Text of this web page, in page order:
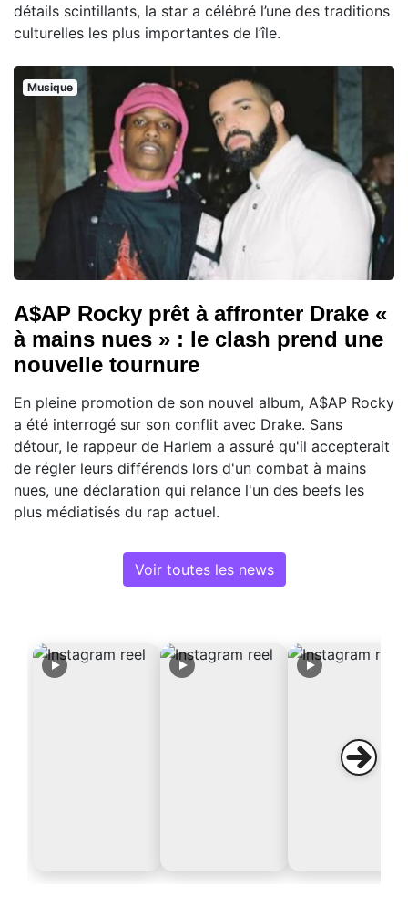
détails scintillants, la star a célébré l’une des traditions
culturelles les plus importantes de l’île.
Musique
A$AP Rocky prêt à affronter Drake «
à mains nues » : le clash prend une
nouvelle tournure
En pleine promotion de son nouvel album, A$AP Rocky
a été interrogé sur son conflit avec Drake. Sans
détour, le rappeur de Harlem a assuré qu'il accepterait
de régler leurs différends lors d'un combat à mains
nues, une déclaration qui relance l'un des beefs les
plus médiatisés du rap actuel.
Voir toutes les news